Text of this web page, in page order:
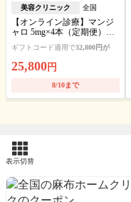
美容クリニック 全国
【オンライン診療】マンジ
ャロ 5mg×4本（定期便）※
送料・アルコール綿・診察
料込
ギフトコード適用で32,800円が
25,800 円
8/10まで
表示切替